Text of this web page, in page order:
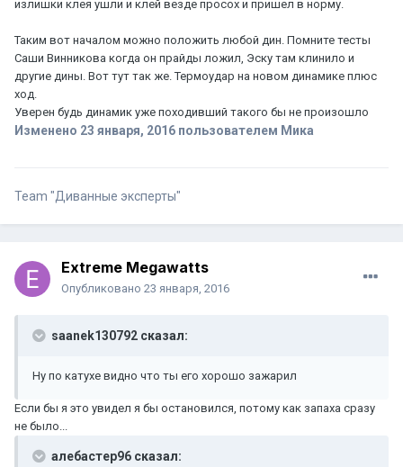
излишки клея ушли и клей везде просох и пришел в норму.
Таким вот началом можно положить любой дин. Помните тесты
Саши Винникова когда он прайды ложил, Эску там клинило и
другие дины. Вот тут так же. Термоудар на новом динамике плюс
ход.
Уверен будь динамик уже походивший такого бы не произошло
Изменено 23 января, 2016 пользователем Мика
Team "Диванные эксперты"
Extreme Megawatts
Опубликовано 23 января, 2016
saanek130792 сказал:
Ну по катухе видно что ты его хорошо зажарил
Если бы я это увидел я бы остановился, потому как запаха сразу
не было...
алебастер96 сказал: